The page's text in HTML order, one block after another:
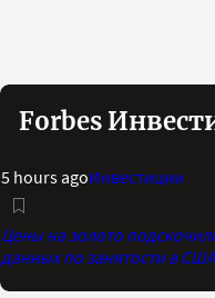
Forbes
5 hours agoИнвестиции
Цены на золото
данных по занятости в США